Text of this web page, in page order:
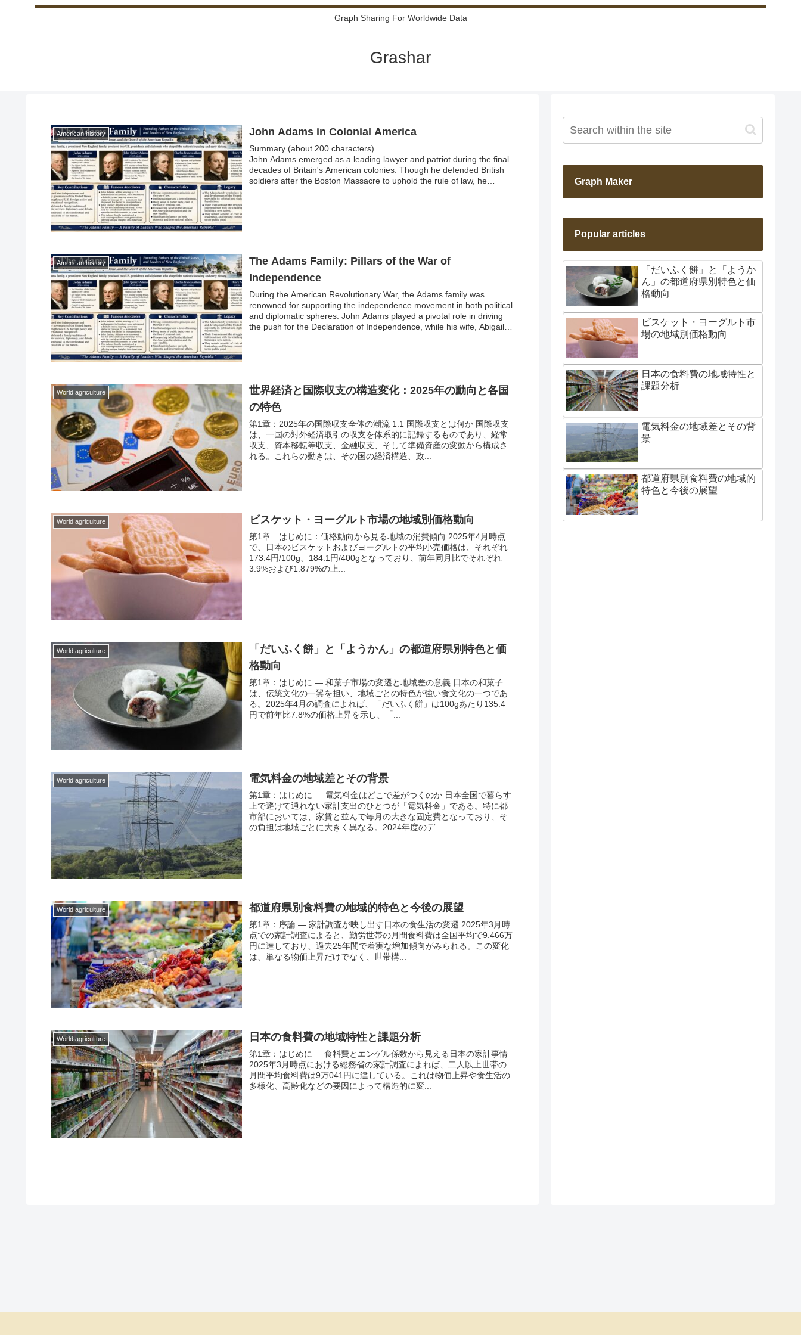
Graph Sharing For Worldwide Data
Grashar
American history John Adams in Colonial America
Summary (about 200 characters)
John Adams emerged as a leading lawyer and patriot during the final
decades of Britain's American colonies. Though he defended British
soldiers after the Boston Massacre to uphold the rule of law, he
American history
The Adams Family: Pillars of the War of
Independence
During the American Revolutionary War, the Adams family was
renowned for supporting the independence movement in both political
and diplomatic spheres. John Adams played a pivotal role in driving
the push for the Declaration of Independence, while his wife, Abigail
World agriculture
世界経済と国際収支の構造変化：2025年の動向と各国
の特色
第1章：2025年の国際収支全体の潮流 1.1 国際収支とは何か 国際収支
は、一国の対外経済取引の収支を体系的に記録するものであり、経常
収支、資本移転等収支、金融収支、そして準備資産の変動から構成さ
れる。これらの動きは、その国の経済構造、政...
World agriculture ビスケット・ヨーグルト市場の地域別価格動向
第1章 はじめに：価格動向から見る地域の消費傾向 2025年4月時点
で、日本のビスケットおよびヨーグルトの平均小売価格は、それぞれ
173.4円/100g、184.1円/400gとなっており、前年同月比でそれぞれ
3.9%および1.879%の上...
World agriculture
「だいふく餅」と「ようかん」の都道府県別特色と価
格動向
第1章：はじめに ― 和菓子市場の変遷と地域差の意義 日本の和菓子
は、伝統文化の一翼を担い、地域ごとの特色が強い食文化の一つであ
る。2025年4月の調査によれば、「だいふく餅」は100gあたり135.4
円で前年比7.8%の価格上昇を示し、「...
World agriculture 電気料金の地域差とその背景
第1章：はじめに — 電気料金はどこで差がつくのか 日本全国で暮らす
上で避けて通れない家計支出のひとつが「電気料金」である。特に都
市部においては、家賃と並んで毎月の大きな固定費となっており、そ
の負担は地域ごとに大きく異なる。2024年度のデ...
World agriculture 都道府県別食料費の地域的特色と今後の展望
第1章：序論 ― 家計調査が映し出す日本の食生活の変遷 2025年3月時
点での家計調査によると、勤労世帯の月間食料費は全国平均で9.466万
円に達しており、過去25年間で着実な増加傾向がみられる。この変化
は、単なる物価上昇だけでなく、世帯構...
World agriculture 日本の食料費の地域特性と課題分析
第1章：はじめに──食料費とエンゲル係数から見える日本の家計事情
2025年3月時点における総務省の家計調査によれば、二人以上世帯の
月間平均食料費は9万041円に達している。これは物価上昇や食生活の
多様化、高齢化などの要因によって構造的に変...
Graph Maker
Popular articles
「だいふく餅」と「ようか
ん」の都道府県別特色と価
格動向
ビスケット・ヨーグルト市
場の地域別価格動向
日本の食料費の地域特性と
課題分析
電気料金の地域差とその背
景
都道府県別食料費の地域的
特色と今後の展望